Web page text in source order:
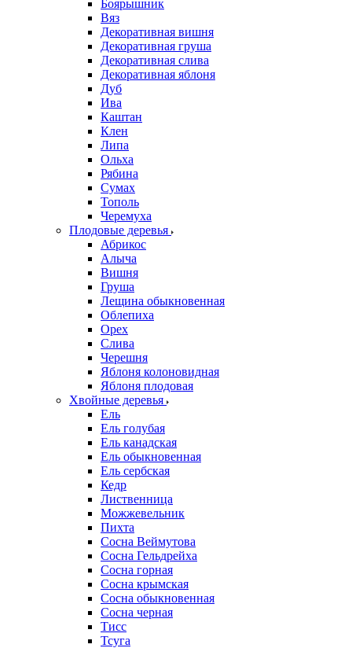
Боярышник
Вяз
Декоративная вишня
Декоративная груша
Декоративная слива
Декоративная яблоня
Дуб
Ива
Каштан
Клен
Липа
Ольха
Рябина
Сумах
Тополь
Черемуха
Плодовые деревья
Абрикос
Алыча
Вишня
Груша
Лещина обыкновенная
Облепиха
Орех
Слива
Черешня
Яблоня колоновидная
Яблоня плодовая
Хвойные деревья
Ель
Ель голубая
Ель канадская
Ель обыкновенная
Ель сербская
Кедр
Лиственница
Можжевельник
Пихта
Сосна Веймутова
Сосна Гельдрейха
Сосна горная
Сосна крымская
Сосна обыкновенная
Сосна черная
Тисс
Тсуга